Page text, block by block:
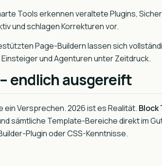
Tools erkennen veraltete Plugins,
und schlagen Korrekturen vor.
Page-Buildern lassen sich
und Agenturen unter Zeitdruck.
endlich ausgereift
ein Versprechen. 2026 ist es Realität. Block
sämtliche Template-Bereiche direkt im
Plugin oder CSS-Kenntnisse.